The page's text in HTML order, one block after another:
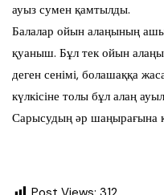
ауыз сумен қамтылды.
Балалар ойын алаңының
қуаныш. Бұл тек ойын
деген сенімі, болашаққа
күлкісіне толы бұл алаң
Сарысудың әр шаңырағына